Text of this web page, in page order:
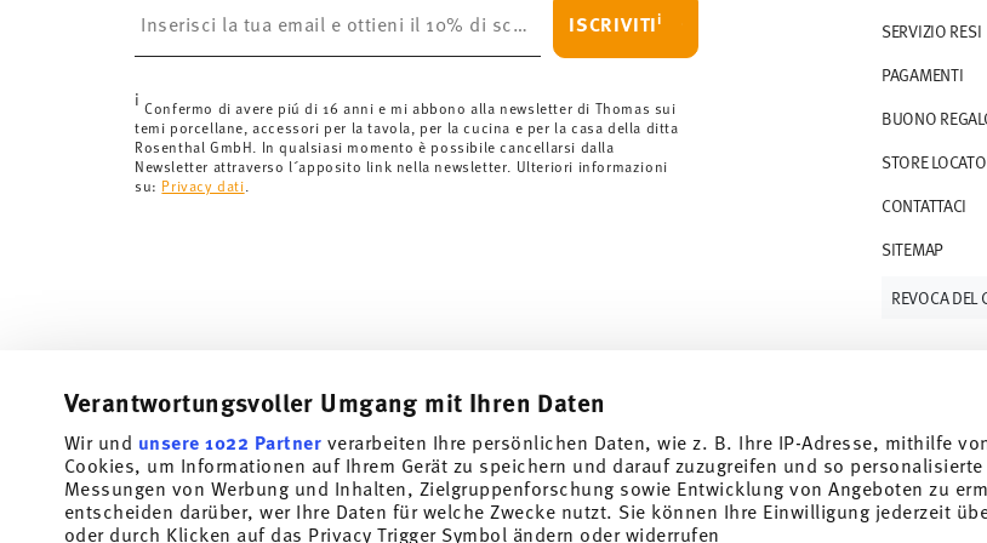
Verantwortungsvoller Umgang mit Ihren Daten
Wir und unsere 1022 Partner verarbeiten Ihre persönlichen Daten, wie z. B. Ihre IP-Adresse, mithilfe
Cookies, um Informationen auf Ihrem Gerät zu speichern und darauf zuzugreifen und so
Messungen von Werbung und Inhalten, Zielgruppenforschung sowie Entwicklung von Angeboten zu
entscheiden darüber, wer Ihre Daten für welche Zwecke nutzt. Sie können Ihre Einwilligung jederzeit
oder durch Klicken auf das Privacy Trigger Symbol ändern oder widerrufen
è gratuita.
Svizzera:Le spedizioni in Svizzera sono gratuite per ordini a partire da 69,90 CHF. Per ordini
Tempi di spedizione in Italia:5-7 giorni lavorativi per gli articoli in stock. Puoi visualizzare i tempi
di consegna per altri paesiqui.
Fornitore del servizio di spedizione:Spediamo con UPS (consegna standard) in Italia.
TracciabilitàRiceverete un codice di tracciamento via e-mail non appena il vostro pacco verrà
ISCRIVITIi
i Confermo di avere piú di 16 anni e mi abbono alla newsletter di Thomas sui
temi porcellane, accessori per la tavola, per la cucina e per la casa della ditta
Rosenthal GmbH. In qualsiasi momento è possibile cancellarsi dalla
Newsletter attraverso l´apposito link nella newsletter. Ulteriori informazioni
su: Privacy dati
SERVIZIO RESI
PAGAMENTI
BUONO
STORE
CONTATTACI
SITEMAP
REVOCA DEL